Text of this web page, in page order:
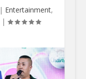
| Entertainment,
|